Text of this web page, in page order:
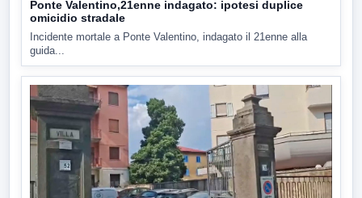
Ponte Valentino,21enne indagato: ipotesi duplice
omicidio stradale
Incidente mortale a Ponte Valentino, indagato il 21enne alla
guida...